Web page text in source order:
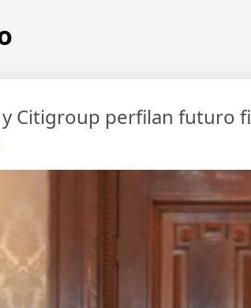
Citigroup perfilan futuro